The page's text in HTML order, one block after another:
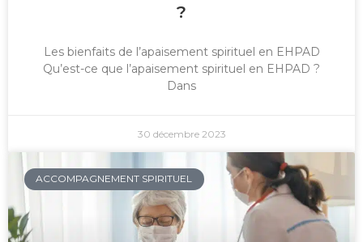
?
Les bienfaits de l’apaisement spirituel en EHPAD
Qu’est-ce que l’apaisement spirituel en EHPAD ?
Dans
30 décembre 2023
ACCOMPAGNEMENT SPIRITUEL